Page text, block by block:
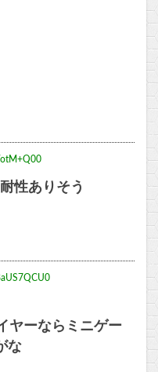
性ありそう
ヤーならミニゲー
な